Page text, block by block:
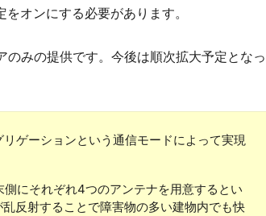
オンにする必要があります。
みの提供です。今後は順次拡大予定となっ
ゲーションという通信モードによって実現
にそれぞれ4つのアンテナを用意するとい
反射することで障害物の多い建物内でも快